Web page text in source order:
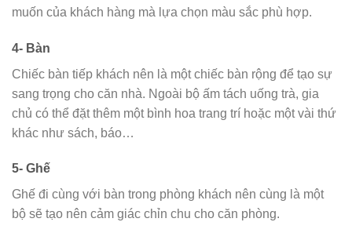
muốn của khách hàng mà lựa chọn màu sắc phù hợp.
4- Bàn
Chiếc bàn tiếp khách nên là một chiếc bàn rộng để tạo sự
sang trọng cho căn nhà. Ngoài bộ ấm tách uống trà, gia
chủ có thể đặt thêm một bình hoa trang trí hoặc một vài thứ
khác như sách, báo…
5- Ghế
Ghế đi cùng với bàn trong phòng khách nên cùng là một
bộ sẽ tạo nên cảm giác chỉn chu cho căn phòng.